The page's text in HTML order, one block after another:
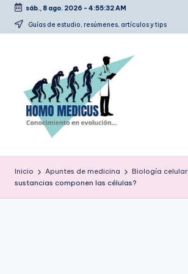
Saltar
sáb., 8 ago. 2026 - 4:55:33 AM
Guías de estudio, resúmenes, artículos y tips
o
m
estudio,
Inicio Apuntes de medicina Biología celular
sustancias componen las células?